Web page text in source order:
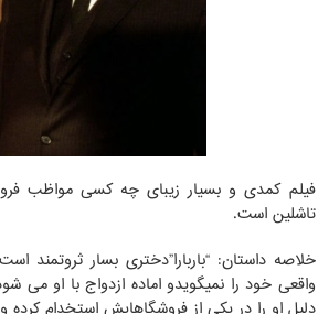
تاشلین است.
خلاصه داستان: “باربارا”دختری بسار
واقعی خود را نمیگویدو اماده ازدواج با او می